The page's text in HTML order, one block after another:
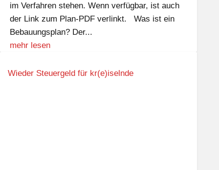
im Verfahren stehen. Wenn verfügbar, ist auch
der Link zum Plan-PDF verlinkt. Was ist ein
Bebauungsplan? Der...
mehr lesen